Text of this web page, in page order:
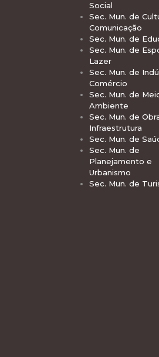
Social
Sec. Mun. de
Comunicação
Sec. Mun. de
Sec. Mun. de
Lazer
Sec. Mun. de
Comércio
Sec. Mun. de
Ambiente
Sec. Mun. de
Infraestrutura
Sec. Mun. de
Sec. Mun. de
Planejamento e
Urbanismo
Sec. Mun. de